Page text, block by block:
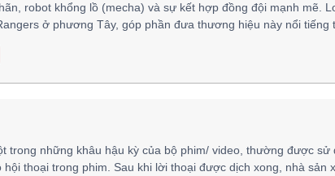
robot khổng lồ (mecha) và sự kết hợp đồng đội mạnh mẽ.
ở phương Tây, góp phần đưa thương hiệu này nổi tiếng
trong những khâu hậu kỳ của bộ phim/ video, thường được
hội thoại trong phim. Sau khi lời thoại được dịch xong, nhà sản